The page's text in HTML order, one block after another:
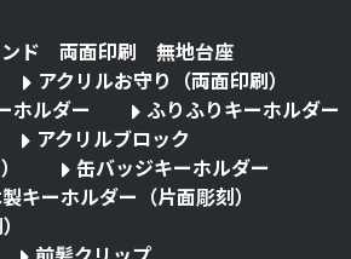
ンド 両面印刷 無地台座
アクリルお守り（両面印刷）
ホルダー
ふりふりキーホルダー
アクリルブロック
缶バッジキーホルダー
キーホルダー（片面彫刻）